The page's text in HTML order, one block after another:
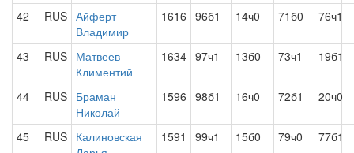
42 RUS Айферт
Владимир
1616 96б1 14ч0 71б0 76ч1
43 RUS Матвеев
Климентий
1634 97ч1 13б0 73ч1 19б1
44 RUS Браман
Николай
1596 98б1 16ч0 72б1 20ч0
45 RUS Калиновская
1591 99ч1 15б0 79ч0 77б1